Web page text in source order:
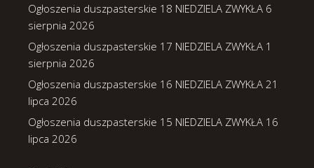
Ogłoszenia duszpasterskie 18 NIEDZIELA ZWYKŁA 6
sierpnia 2026
Ogłoszenia duszpasterskie 17 NIEDZIELA ZWYKŁA 1
sierpnia 2026
Ogłoszenia duszpasterskie 16 NIEDZIELA ZWYKŁA 21
lipca 2026
Ogłoszenia duszpasterskie 15 NIEDZIELA ZWYKŁA 16
lipca 2026